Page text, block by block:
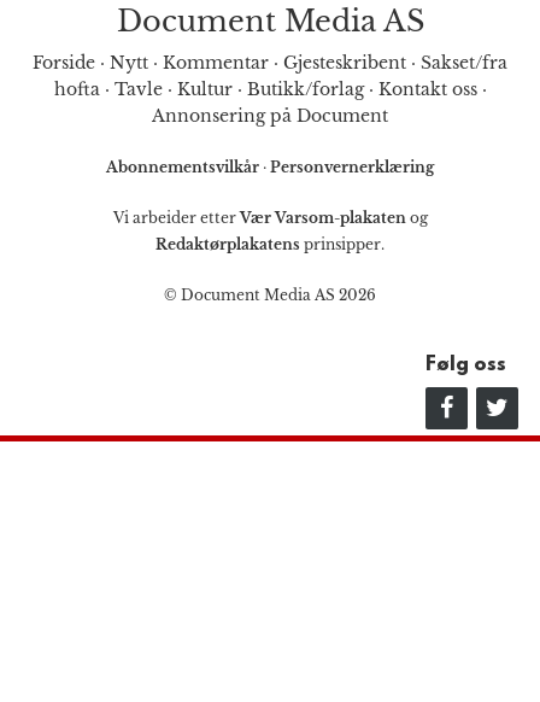
Document Media AS
Forside · Nytt · Kommentar · Gjesteskribent · Sakset/fra
hofta· Tavle· Kultur· Butikk/forlag· Kontakt oss·
Annonsering på Document
Abonnementsvilkår · Personvernerklæring
Vi arbeider etterVær Varsom-plakatenog
Redaktørplakatens prinsipper.
© Document Media AS 2026
Følg oss